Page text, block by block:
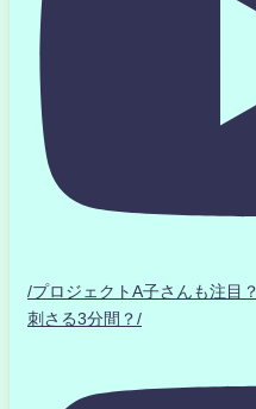
/プロジェクトA子さんも注
刺さる3分間？/